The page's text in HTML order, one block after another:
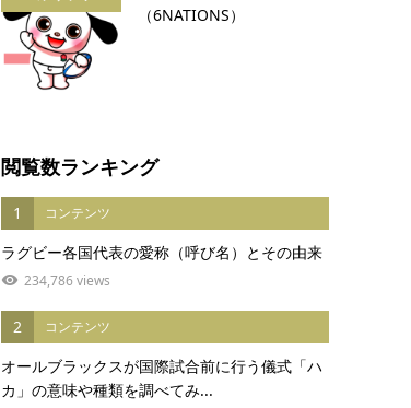
（6NATIONS）
閲覧数ランキング
1 コンテンツ
ラグビー各国代表の愛称（呼び名）とその由来
234,786 views
2 コンテンツ
オールブラックスが国際試合前に行う儀式「ハ
カ」の意味や種類を調べてみ...